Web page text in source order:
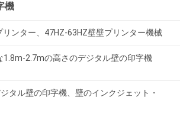
機
リンター、47HZ-63HZ壁壁プリンター機械
1.8m-2.7mの高さのデジタル壁の印字機
タル壁の印字機、壁のインクジェット・